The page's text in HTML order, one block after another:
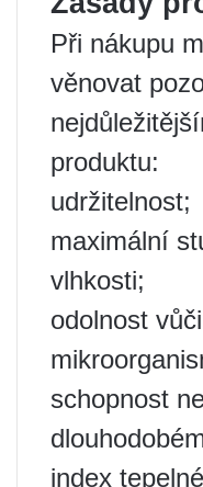
Při nákupu
věnovat
produktu:
udržitelnost;
maximální
vlhkosti;
odolnost
schopnost
index